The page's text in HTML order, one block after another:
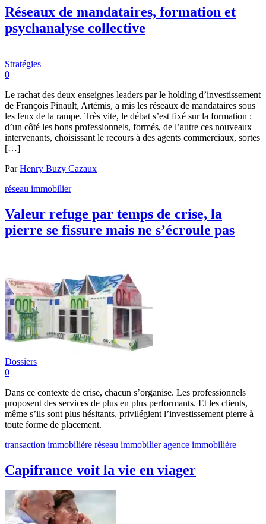
Réseaux de mandataires, formation et
psychanalyse collective
Stratégies
0
Le rachat des deux enseignes leaders par le holding d’investissement
de François Pinault, Artémis, a mis les réseaux de mandataires sous
les feux de la rampe. Très vite, le débat s’est fixé sur la formation :
d’un côté les bons professionnels, formés, de l’autre ces nouveaux
intervenants, choisissant le recours à des agents commerciaux, sortes
[…]
ParHenry Buzy Cazaux
réseau immobilier
Valeur refuge par temps de crise, la
pierre se fissure mais ne s’écroule pas
Dossiers
0
Dans ce contexte de crise, chacun s’organise. Les professionnels
proposent des services de plus en plus performants. Et les clients,
même s’ils sont plus hésitants, privilégient l’investissement pierre à
toute forme de placement.
transaction immobilière réseau immobilier agence immobilière
Capifrance voit la vie en viager